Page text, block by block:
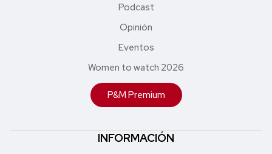
Podcast
Opinión
Eventos
Women to watch 2026
P&M Premium
INFORMACIÓN